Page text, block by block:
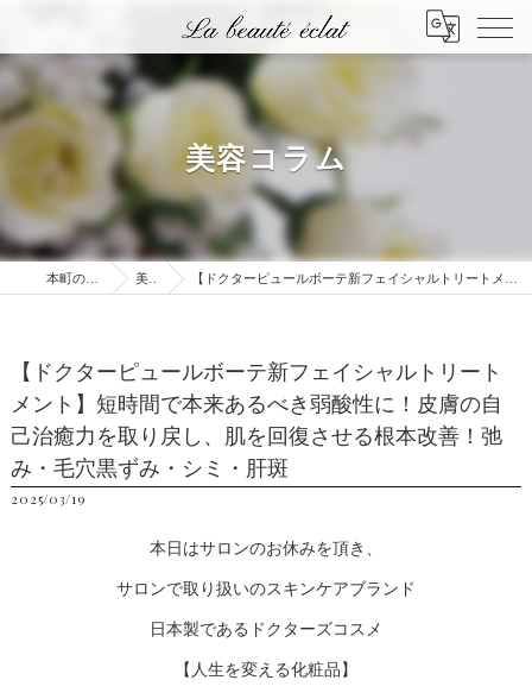
美容コラム
本町のエステはLa beauté éclat 美容コラム 【ドクターピュールボーテ新フェイシャルトリートメント】短時間で本来あるべき弱酸性に！皮膚の自己治癒力を取り戻し、肌を回復させる根本改善！弛み・毛穴黒ずみ・シミ・肝斑
【ドクターピュールボーテ新フェイシャルトリート
メント】短時間で本来あるべき弱酸性に！皮膚の自
己治癒力を取り戻し、肌を回復させる根本改善！弛
み・毛穴黒ずみ・シミ・肝斑
2025/03/19
本日はサロンのお休みを頂き、
サロンで取り扱いのスキンケアブランド
日本製であるドクターズコスメ
【人生を変える化粧品】